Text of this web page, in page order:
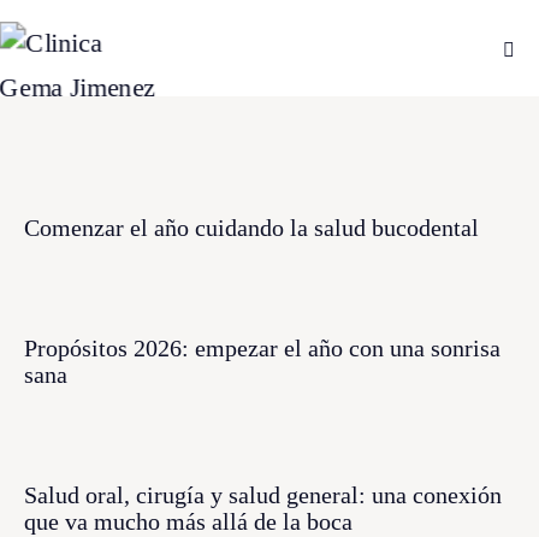
Comenzar el año cuidando la salud bucodental
Propósitos 2026: empezar el año con una sonrisa
sana
Salud oral, cirugía y salud general: una conexión
que va mucho más allá de la boca